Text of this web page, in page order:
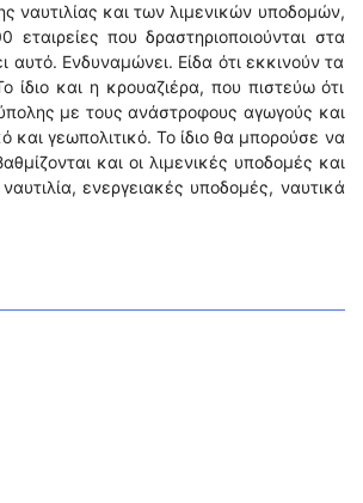
ναυτιλίας και των λιμενικών υποδομών,
που δραστηριοποιούνται στα
Ενδυναμώνει. Είδα ότι εκκινούν τα
ίδιο και η κρουαζιέρα, που πιστεύω ότι
με τους ανάστροφους αγωγούς και
και γεωπολιτικό. Το ίδιο θα μπορούσε να
και οι λιμενικές υποδομές και
ενεργειακές υποδομές, ναυτικά